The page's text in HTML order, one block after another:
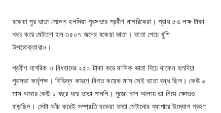
বকেয়া পুর ভাতা পেলেন হলদিয়া পুরসভার প্রবীণ নাগরিকেরা। প্রায় ৫৩ লক্ষ টাকা
খরচ করে মেটানো হল ৩৫০৭ জনের বকেয়া ভাতা। ভাতা পেয়ে খুশি
উপভোক্তারাও।
প্রবীণ নাগরিক ও বিধবাদের ২৫০ টাকা করে মাসিক ভাতা দিয়ে থাকেন হলদিয়া
পুরসভা কর্তৃপক্ষ। বিভিন্ন কারণে বিগত কয়েক মাস সেই ভাতা বন্ধ ছিল। কেউ ৬
মাস আবার কেউ ১ বছর ধরে ভাতা পাননি। পুজো চলে আলায় তা নিয়ে ক্ষোভও
বাড়ছিল। সেটা আঁচ করেই সম্প্রতি বকেয়া ভাতা মেটানোর ব্যাপারে উদ্যোগ গ্রহণ